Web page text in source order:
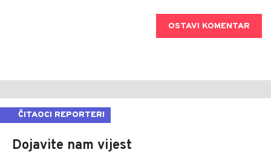
OSTAVI KOMENTAR
ČITAOCI REPORTERI
Dojavite nam vijest